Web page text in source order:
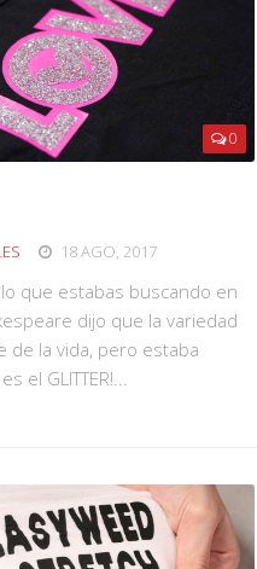
0
18 AGO, 2017
que estabas buscando en
dijo que la variedad
de la vida, pero estaba
el GLITTER!...